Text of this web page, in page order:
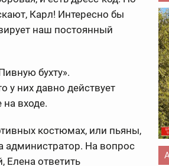
Карл! Интересно бы
наш постоянный
бухту».
у них давно действует
входе.
костюмах, или пьяны,
администратор. На вопрос
Елена ответить